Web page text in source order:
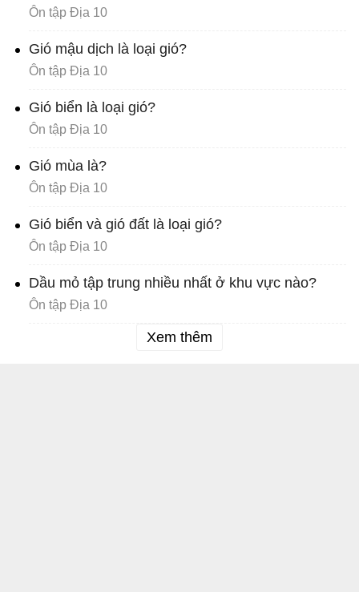
Ôn tập Địa 10
Gió mậu dịch là loại gió?
Ôn tập Địa 10
Gió biển là loại gió?
Ôn tập Địa 10
Gió mùa là?
Ôn tập Địa 10
Gió biển và gió đất là loại gió?
Ôn tập Địa 10
Dầu mỏ tập trung nhiều nhất ở khu vực nào?
Ôn tập Địa 10
Xem thêm